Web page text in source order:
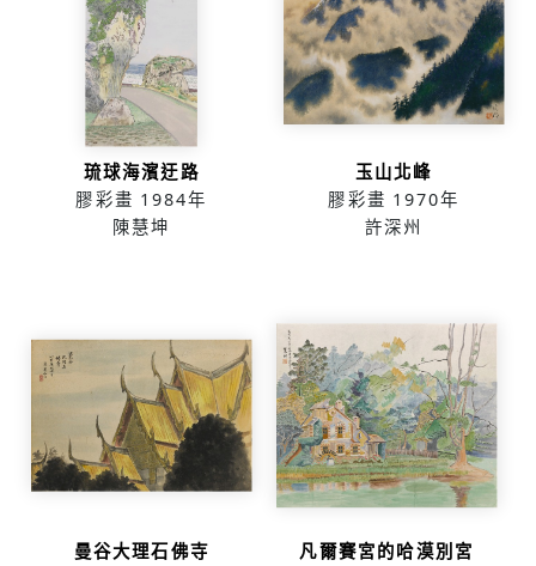
琉球海濱迂路
膠彩畫 1984年
陳慧坤
玉山北峰
膠彩畫 1970年
許深州
曼谷大理石佛寺 凡爾賽宮的哈漠別宮